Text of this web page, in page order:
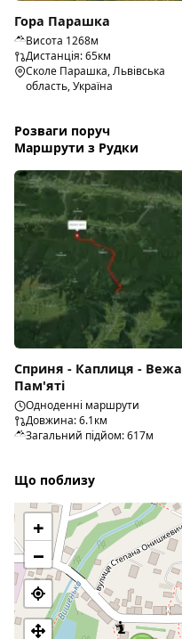
Гора Парашка
Висота 1268м
Дистанція: 65км
Сколе Парашка, Львівська
область, Україна
Розваги поруч
Маршрути з Рудки
Сприня - Каплиця - Вежа
Пам'яті
Одноденні маршрути
Довжина: 6.1км
Загальний підйом: 617м
Що поблизу
+
−